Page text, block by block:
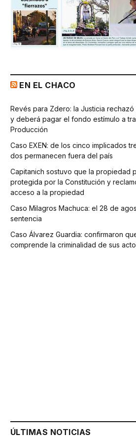
EN EL CHACO
Revés para Zdero: la Justicia
y deberá pagar el fondo estímulo a
Producción
Caso EXEN: de los cinco implicados
dos permanecen fuera del país
Capitanich sostuvo que la propiedad
protegida por la Constitución y
acceso a la propiedad
Caso Milagros Machuca: el 28 de
sentencia
Caso Álvarez Guardia: confirmaron
comprende la criminalidad de sus
ÚLTIMAS NOTICIAS